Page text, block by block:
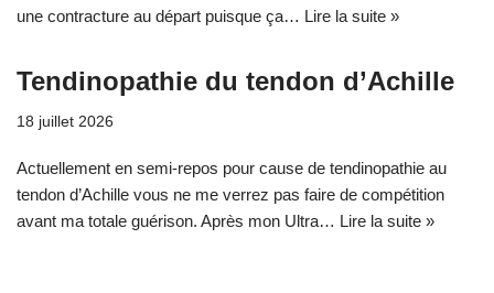
une contracture au départ puisque ça… Lire la suite »
Tendinopathie du tendon d’Achille
18 juillet 2026
Actuellement en semi-repos pour cause de tendinopathie au
tendon d’Achille vous ne me verrez pas faire de compétition
avant ma totale guérison. Après mon Ultra… Lire la suite »